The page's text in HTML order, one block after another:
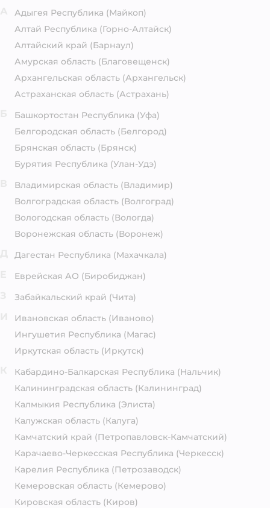
Адыгея Республика (Майкоп)
Алтай Республика (Горно-Алтайск)
Алтайский край (Барнаул)
Амурская область (Благовещенск)
Архангельская область (Архангельск)
Астраханская область (Астрахань)
Башкортостан Республика (Уфа)
Белгородская область (Белгород)
Брянская область (Брянск)
Бурятия Республика (Улан-Удэ)
Владимирская область (Владимир)
Волгоградская область (Волгоград)
Вологодская область (Вологда)
Воронежская область (Воронеж)
Дагестан Республика (Махачкала)
Еврейская АО (Биробиджан)
Забайкальский край (Чита)
Ивановская область (Иваново)
Ингушетия Республика (Магас)
Иркутская область (Иркутск)
Кабардино-Балкарская Республика (Нальчик)
Калининградская область (Калининград)
Калмыкия Республика (Элиста)
Калужская область (Калуга)
Камчатский край (Петропавловск-Камчатский)
Карачаево-Черкесская Республика (Черкесск)
Карелия Республика (Петрозаводск)
Кемеровская область (Кемерово)
Кировская область (Киров)